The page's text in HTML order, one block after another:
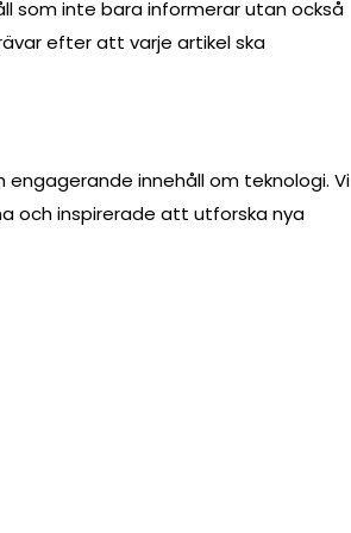
som inte bara informerar utan också
efter att varje artikel ska
innehåll om teknologi. Vi
och inspirerade att utforska nya